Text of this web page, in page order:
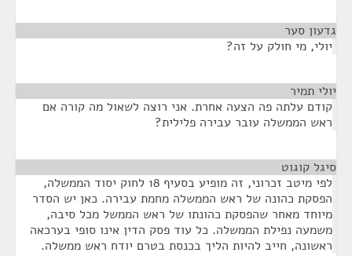
גדעון סער
יולי, מי חולק על זה?
יולי תמיר
קודם עלתה פה הצעה אחרת. אני רוצה לשאול מה קורה אם
ראש הממשלה עובר עבירה פלילית?
סיגל קוגוט
לפי מיטב זכרוני, זה מופיע בסעיף 18 לחוק יסוד הממשלה,
הפסקת כהונה של ראש הממשלה מחמת עבירה. כאן יש הסדר
מיוחד מאחר שהפסקת כהונתו של ראש הממשל מכל סיבה,
משמעה נפילת הממשלה. כל עוד פסק הדין אינו סופי בערכאה
ראשונה, חייב להיות הליך בכנסת בטרם יודח ראש ממשלה.